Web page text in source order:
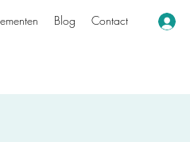
Blog Contact